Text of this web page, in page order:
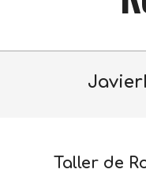
Primary
Taller de